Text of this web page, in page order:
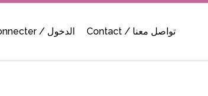
Se connecter / الدخول Contact / تواصل معنا